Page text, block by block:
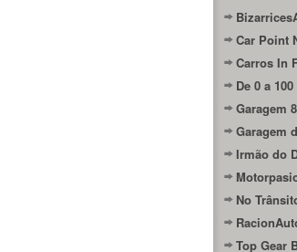
Car Point
Carros In
De 0 a 100
Garagem
Garagem
Irmão do
No
Top Gear